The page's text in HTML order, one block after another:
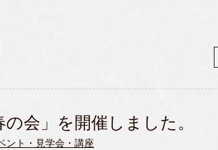
の会」を開催しました。
ント・見学会・講座